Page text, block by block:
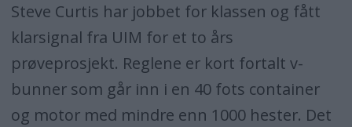
Steve Curtis har jobbet for klassen og fått
klarsignal fra UIM for et to års
prøveprosjekt. Reglene er kort fortalt v-
bunner som går inn i en 40 fots container
og motor med mindre enn 1000 hester. Det